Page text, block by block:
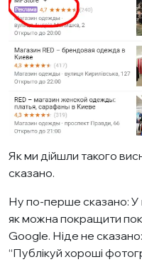
Як ми дійшли такого
сказано.
Ну по-перше сказано: У
як можна покращити
Google. Ніде не
“Публікуй хороші